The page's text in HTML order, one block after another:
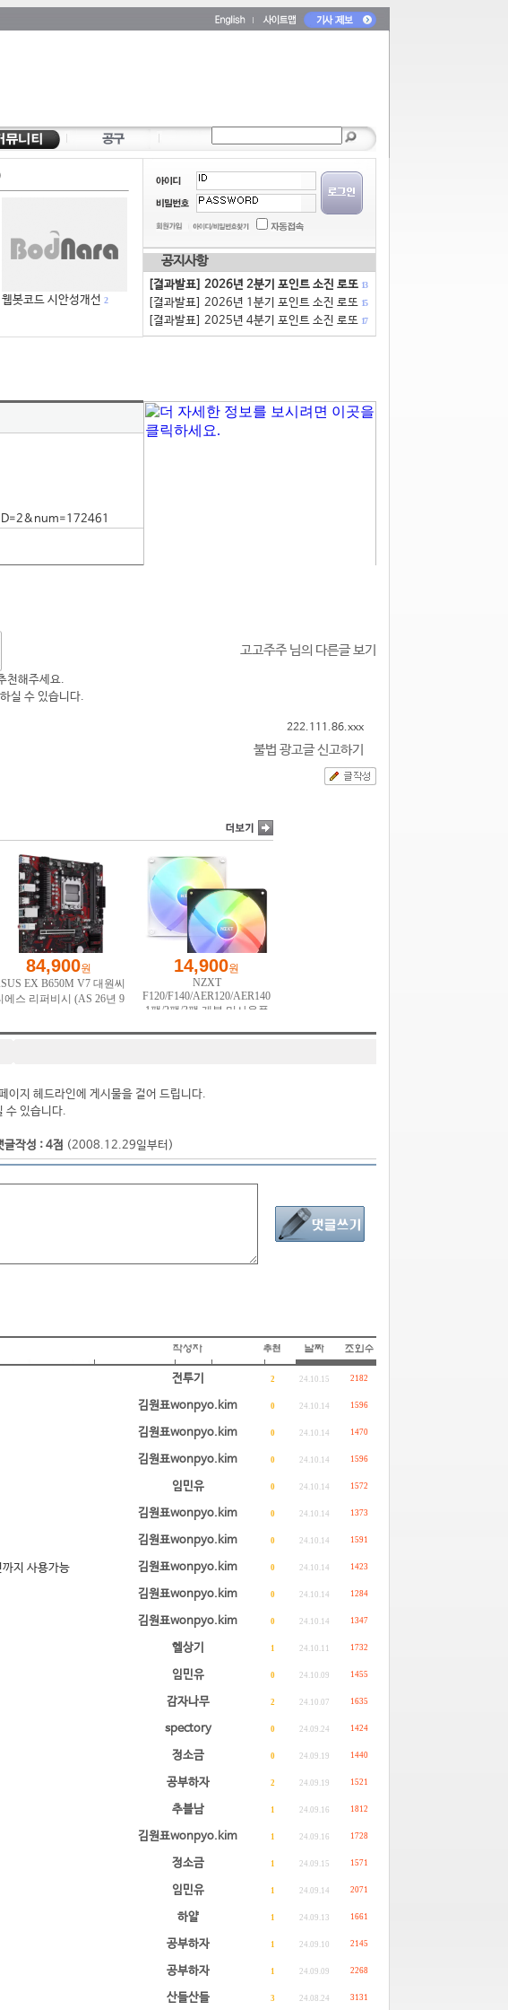
웹봇코드 시안성개선 2
공지사항
[결과발표] 2026년 2분기 포인트 소진 로또 13
[결과발표] 2026년 1분기 포인트 소진 로또 15
[결과발표] 2025년 4분기 포인트 소진 로또 17
고고주주 님의 다른글 보기
천해주세요.
실 수 있습니다.
222.111.86.xxx
불법 광고글 신고하기
이지 헤드라인에 게시물을 걸어 드립니다.
수 있습니다.
글작성 : 4점 (2008.12.29일부터)
전투기 2 24.10.15 2182
김원표wonpyo.kim 0 24.10.14 1596
김원표wonpyo.kim 0 24.10.14 1470
김원표wonpyo.kim 0 24.10.14 1596
임민유 0 24.10.14 1572
김원표wonpyo.kim 0 24.10.14 1373
김원표wonpyo.kim 0 24.10.14 1591
지 사용가능 김원표wonpyo.kim 0 24.10.14 1423
김원표wonpyo.kim 0 24.10.14 1284
김원표wonpyo.kim 0 24.10.14 1347
헬상기 1 24.10.11 1732
임민유 0 24.10.09 1455
감자나무 2 24.10.07 1635
spectory 0 24.09.24 1424
정소금 0 24.09.19 1440
공부하자 2 24.09.19 1521
추블남 1 24.09.16 1812
김원표wonpyo.kim 1 24.09.16 1728
정소금 1 24.09.15 1571
임민유 1 24.09.14 2071
하얄 1 24.09.13 1661
공부하자 1 24.09.10 2145
공부하자 1 24.09.09 2268
산들산들 3 24.08.24 3131